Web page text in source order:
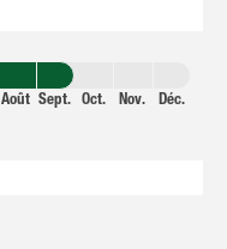
Août Sept. Oct. Nov. Déc.